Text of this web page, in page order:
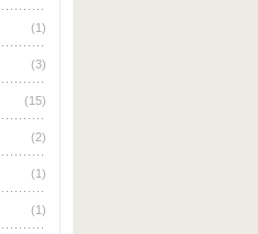
(1)
(3)
(15)
(2)
(1)
(1)